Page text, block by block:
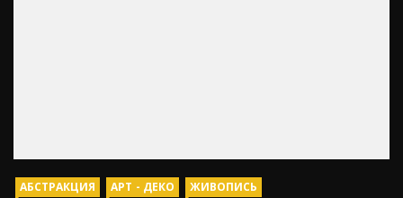
АБСТРАКЦИЯ АРТ - ДЕКО
ЖИВОПИСЬ